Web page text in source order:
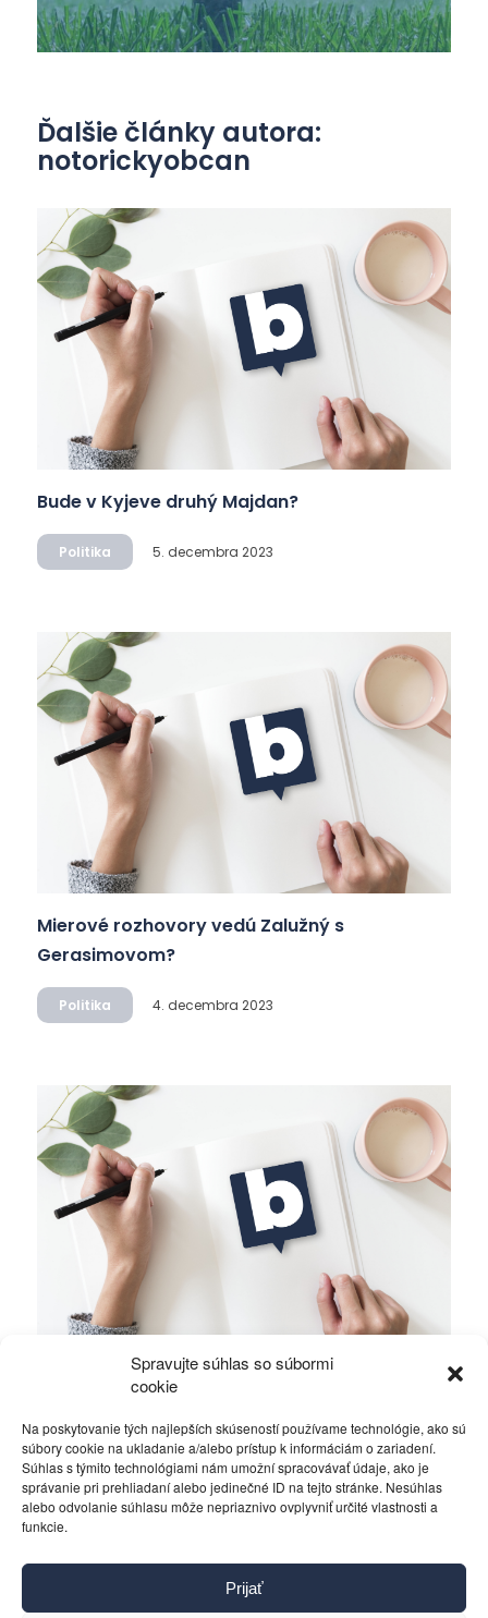
Spravujte súhlas so súbormi
cookie
Na poskytovanie tých najlepších skúseností používame technológie, ako sú
súbory cookie na ukladanie a/alebo prístup k informáciám o zariadení.
Súhlas s týmito technológiami nám umožní spracovávať údaje, ako je
správanie pri prehliadaní alebo jedinečné ID na tejto stránke. Nesúhlas
alebo odvolanie súhlasu môže nepriaznivo ovplyvniť určité vlastnosti a
funkcie.
Prijať
Ďalšie články autora:
notorickyobcan
Bude v Kyjeve druhý Majdan?
Politika 5. decembra 2023
Mierové rozhovory vedú Zalužný s
Gerasimovom?
Politika 4. decembra 2023
Ficova vláda a médiá…
Politika 4. decembra 2023
Kontakt
Pravidlá používania